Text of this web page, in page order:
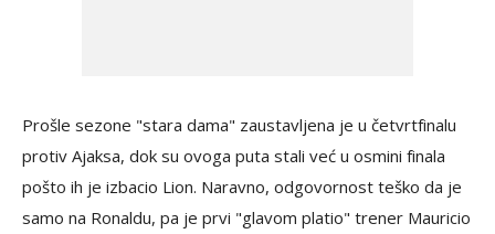
Prošle sezone "stara dama" zaustavljena je u četvrtfinalu
protiv Ajaksa, dok su ovoga puta stali već u osmini finala
pošto ih je izbacio Lion. Naravno, odgovornost teško da je
samo na Ronaldu, pa je prvi "glavom platio" trener Mauricio